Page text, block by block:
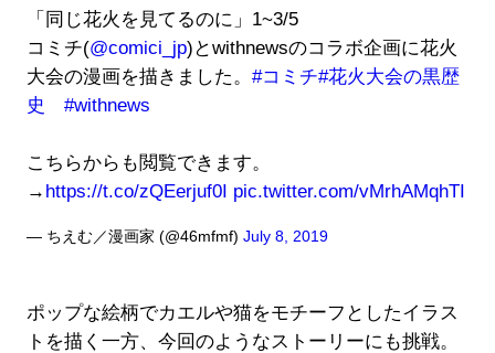
「同じ花火を見てるのに」1~3/5
コミチ(@comici_jp)とwithnewsのコラボ企画に花火
大会の漫画を描きました。 #コミチ#花火大会の黒歴
史
#withnews
こちらからも閲覧できます。
→ https://t.co/zQEerjuf0I pic.twitter.com/vMrhAMqhTI
— ちえむ／漫画家 (@46mfmf) July 8, 2019
ポップな絵柄でカエルや猫をモチーフとしたイラス
トを描く一方、今回のようなストーリーにも挑戦。